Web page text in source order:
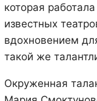
которая
известных
вдохновением
такой же
Окруженная